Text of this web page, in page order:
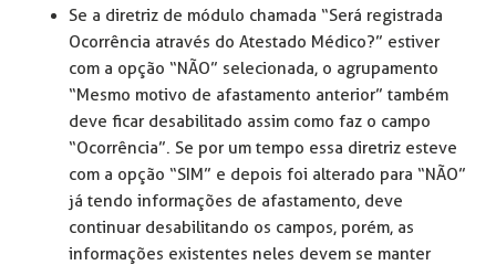
Se a diretriz de módulo chamada “Será registrada
Ocorrência através do Atestado Médico?” estiver
com a opção “NÃO” selecionada, o agrupamento
“Mesmo motivo de afastamento anterior” também
deve ficar desabilitado assim como faz o campo
“Ocorrência”. Se por um tempo essa diretriz esteve
com a opção “SIM” e depois foi alterado para “NÃO”
já tendo informações de afastamento, deve
continuar desabilitando os campos, porém, as
informações existentes neles devem se manter